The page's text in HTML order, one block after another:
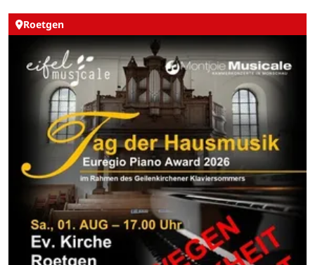
Roetgen